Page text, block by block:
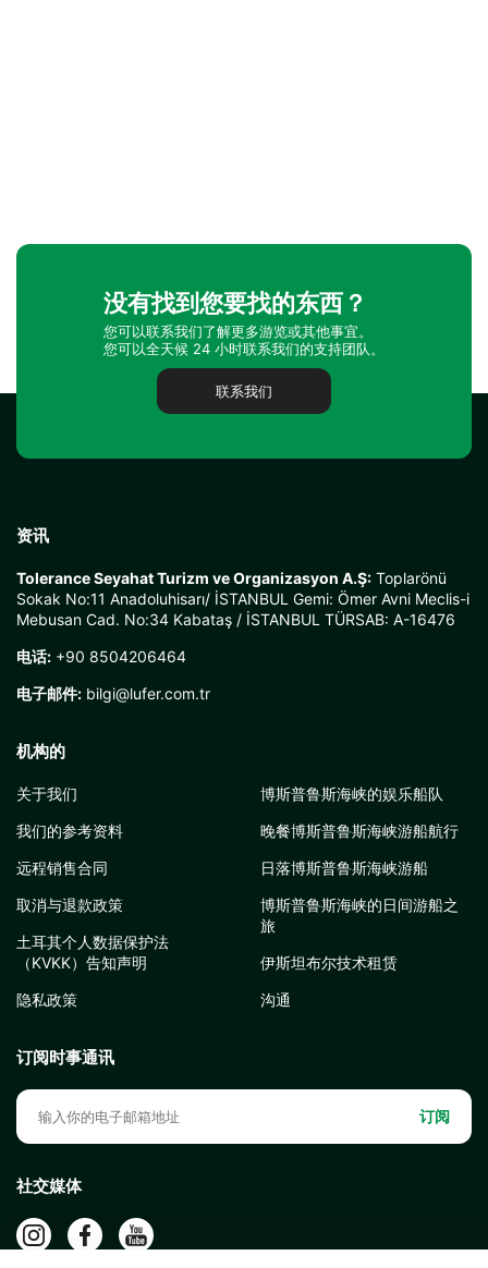
没有找到您要找的东西？
您可以联系我们了解更多游览或其他事宜。
您可以全天候 24 小时联系我们的支持团队。
联系我们
资讯
Tolerance Seyahat Turizm ve Organizasyon A.Ş: Toplarönü
Sokak No:11 Anadoluhisarı/ İSTANBUL Gemi: Ömer Avni Meclis-i
Mebusan Cad. No:34 Kabataş / İSTANBUL TÜRSAB: A-16476
电话: +90 8504206464
电子邮件: bilgi@lufer.com.tr
机构的
关于我们
我们的参考资料
远程销售合同
取消与退款政策
土耳其个人数据保护法
（KVKK）告知声明
隐私政策
博斯普鲁斯海峡的娱乐船队
晚餐博斯普鲁斯海峡游船航行
日落博斯普鲁斯海峡游船
博斯普鲁斯海峡的日间游船之
旅
伊斯坦布尔技术租赁
沟通
订阅时事通讯
订阅
社交媒体